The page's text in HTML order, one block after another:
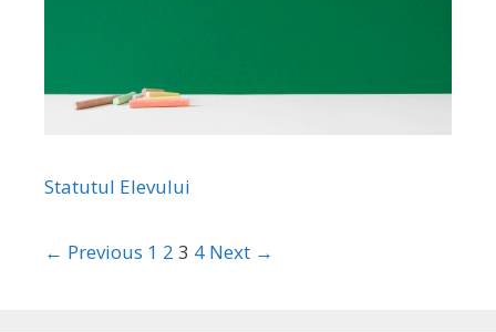
Statutul Elevului
← Previous 1 2 3 4 Next →